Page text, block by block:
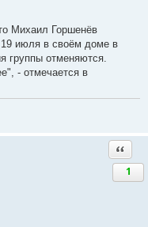
Михаил Горшенёв
19 июля в своём доме в
группы отменяются.
- отмечается в
1